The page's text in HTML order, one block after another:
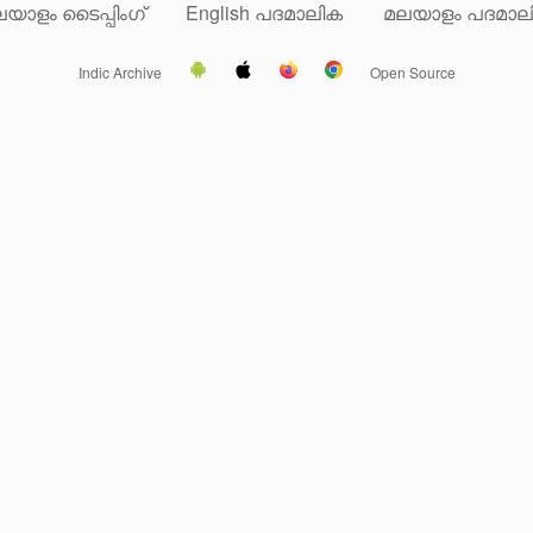
ടൈപ്പിംഗ് English പദമാലിക മലയാളം
Indic Archive Open Source